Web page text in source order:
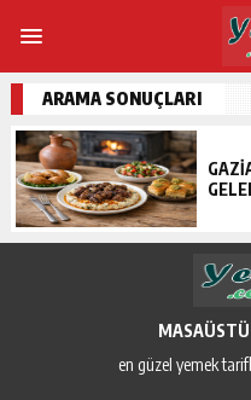
ARAMA SONUÇLARI
en güzel yemek